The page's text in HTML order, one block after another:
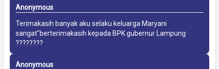
Anonymous
Terimakasih banyak aku selaku keluarga Maryani
sangat"berterimakasih kepada BPK gubernur Lampung
????????
Anonymous